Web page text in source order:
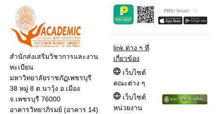
สำนักส่งเสริมวิชาการและงาน
ทะเบียน
มหาวิทยาลัยราชภัฏเพชรบุรี
38 หมู่ 8 ต.นาวุ้ง อ.เมือง
จ.เพชรบุรี 76000
อาคารวิทยาภิรมย์ (อาคาร 14)
link ต่าง ๆ ที่
เกี่ยวข้อง
เว็บไซต์
คณะต่าง ๆ
เว็บไซต์
หน่วยงาน